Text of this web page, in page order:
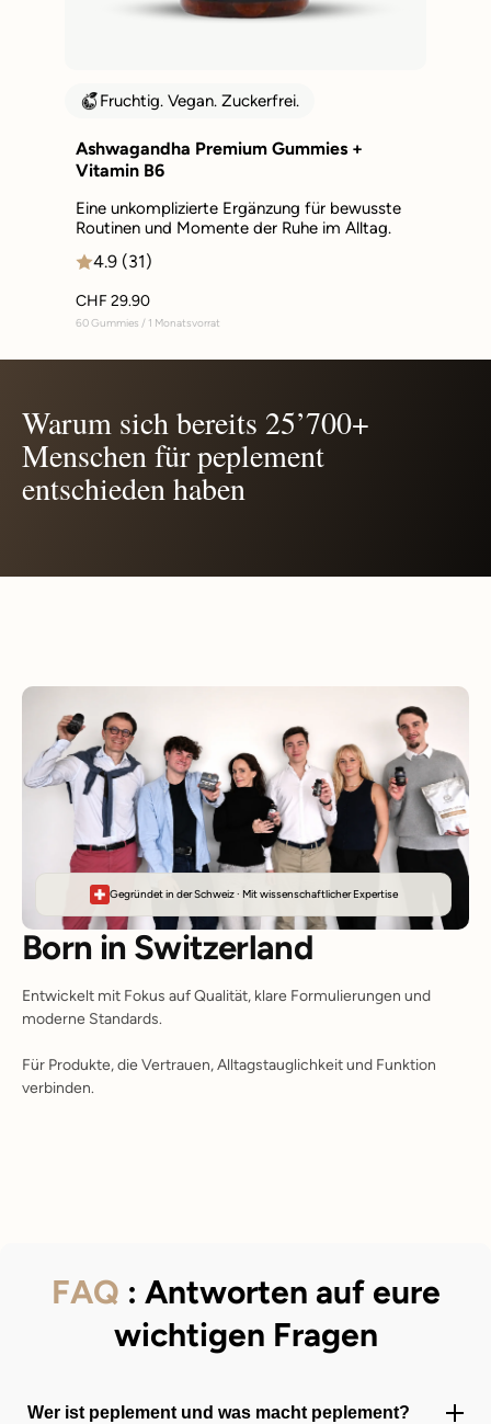
Fruchtig. Vegan. Zuckerfrei.
Ashwagandha Premium Gummies +
Vitamin B6
Eine unkomplizierte Ergänzung für bewusste
Routinen und Momente der Ruhe im Alltag.
4.9 (31)
CHF 29.90
60 Gummies / 1 Monatsvorrat
Warum sich bereits 25’700+
Menschen für peplement
entschieden haben
Born in Switzerland
Entwickelt mit Fokus auf Qualität, klare Formulierungen und
moderne Standards.
Für Produkte, die Vertrauen, Alltagstauglichkeit und Funktion
verbinden.
Gegründet in der Schweiz · Mit wissenschaftlicher Expertise
FAQ : Antworten auf eure
wichtigen Fragen
Wer ist peplement und was macht peplement?